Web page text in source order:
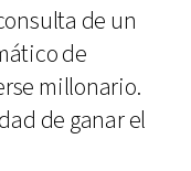
de un
de
millonario.
de ganar el